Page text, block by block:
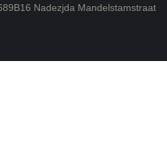
Nadezjda Mandelstamstraat